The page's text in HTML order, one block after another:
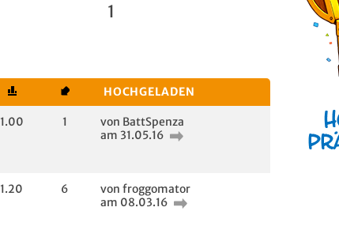
1
HOCHGELADEN
1.00 1
von BattSpenza
am 31.05.16
1.20 6
von froggomator
am 08.03.16